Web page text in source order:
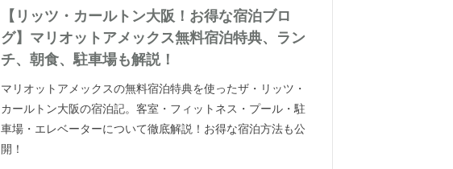
【リッツ・カールトン大阪！お得な宿泊ブロ
グ】マリオットアメックス無料宿泊特典、ラン
チ、朝食、駐車場も解説！
マリオットアメックスの無料宿泊特典を使ったザ・リッツ・
カールトン大阪の宿泊記。客室・フィットネス・プール・駐
車場・エレベーターについて徹底解説！お得な宿泊方法も公
開！